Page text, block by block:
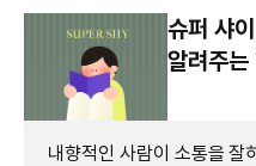
슈퍼 샤
알려주는
내향적인 사람이 소통을 잘